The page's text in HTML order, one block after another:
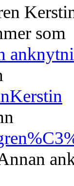
som
Kerstin